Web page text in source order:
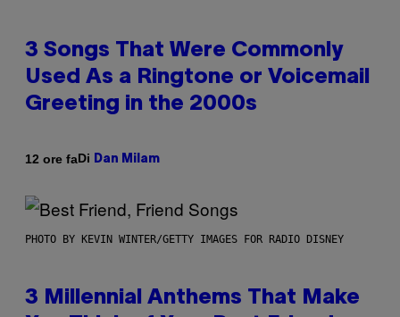
3 Songs That Were Commonly
Used As a Ringtone or Voicemail
Greeting in the 2000s
12 ore faDi Dan Milam
PHOTO BY KEVIN WINTER/GETTY IMAGES FOR RADIO DISNEY
3 Millennial Anthems That Make